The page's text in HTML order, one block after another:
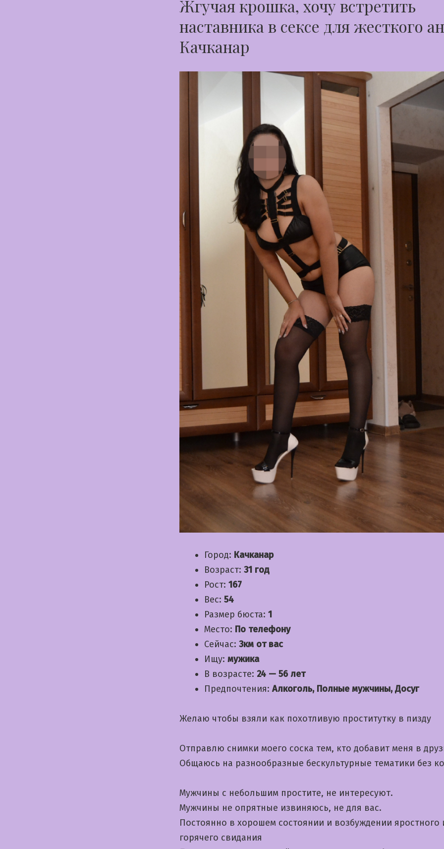
Жгучая крошка, хочу встретить
наставника в сексе для жесткого
Качканар
Город: Качканар
Возраст: 31 год
Рост: 167
Вес: 54
Размер бюста: 1
Место: По телефону
Сейчас: 3км от вас
Ищу: мужика
В возрасте: 24 — 56 лет
Предпочтения: Алкоголь, Полные мужчины, Досуг
Желаю чтобы взяли как похотливую проститутку в пизду
Отправлю снимки моего соска тем, кто добавит меня в
Общаюсь на разнообразные бескультурные тематики без
Мужчины с небольшим простите, не интересуют.
Мужчины не опрятные извиняюсь, не для вас.
Постоянно в хорошем состоянии и возбуждении яростного
горячего свидания